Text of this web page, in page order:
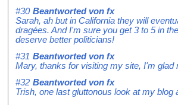
#30 Beantworted von fx
Sarah, ah but in California they will
dragées. And I'm sure you get 3 to 5 in
deserve better politicians!
#31 Beantworted von fx
Mary, thanks for visiting my site, I'm
#32 Beantworted von fx
Trish, one last gluttonous look at my blog